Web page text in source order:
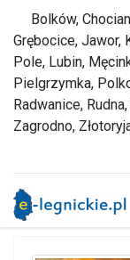
Bolków,
Grębocice, Jawor,
Pole, Lubin,
Pielgrzymka,
Radwanice,
Zagrodno,